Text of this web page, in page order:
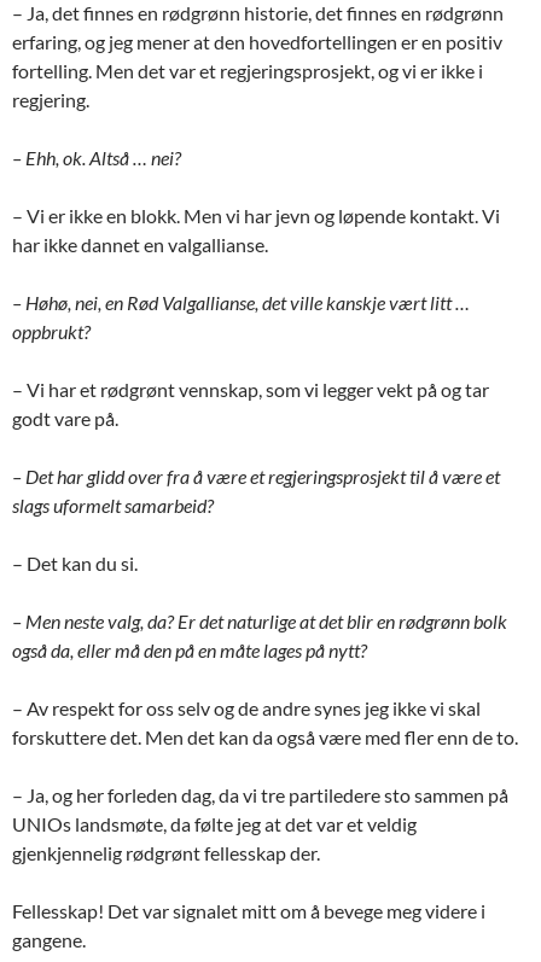
– Ja, det finnes en rødgrønn historie, det finnes en rødgrønn
erfaring, og jeg mener at den hovedfortellingen er en positiv
fortelling. Men det var et regjeringsprosjekt, og vi er ikke i
regjering.
– Ehh, ok. Altså … nei?
– Vi er ikke en blokk. Men vi har jevn og løpende kontakt. Vi
har ikke dannet en valgallianse.
– Høhø, nei, en Rød Valgallianse, det ville kanskje vært litt …
oppbrukt?
– Vi har et rødgrønt vennskap, som vi legger vekt på og tar
godt vare på.
– Det har glidd over fra å være et regjeringsprosjekt til å være et
slags uformelt samarbeid?
– Det kan du si.
– Men neste valg, da? Er det naturlige at det blir en rødgrønn bolk
også da, eller må den på en måte lages på nytt?
– Av respekt for oss selv og de andre synes jeg ikke vi skal
forskuttere det. Men det kan da også være med fler enn de to.
– Ja, og her forleden dag, da vi tre partiledere sto sammen på
UNIOs landsmøte, da følte jeg at det var et veldig
gjenkjennelig rødgrønt fellesskap der.
Fellesskap! Det var signalet mitt om å bevege meg videre i
gangene.